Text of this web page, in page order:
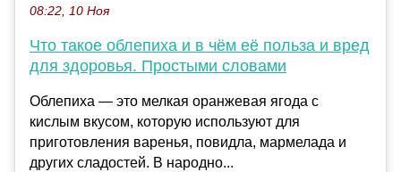
08:22, 10 Ноя
Что такое облепиха и в чём её польза и вред
для здоровья. Простыми словами
Облепиха — это мелкая оранжевая ягода с
кислым вкусом, которую используют для
приготовления варенья, повидла, мармелада и
других сладостей. В народно...